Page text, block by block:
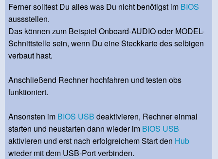
Ferner solltest Du alles was Du nicht benötigst im BIOS
aussstellen.
Das können zum Beispiel Onboard-AUDIO oder MODEL-
Schnittstelle sein, wenn Du eine Steckkarte des selbigen
verbaut hast.
Anschließend Rechner hochfahren und testen obs
funktioniert.
Ansonsten im BIOS USB deaktivieren, Rechner einmal
starten und neustarten dann wieder im BIOS USB
aktivieren und erst nach erfolgreichem Start den Hub
wieder mit dem USB-Port verbinden.